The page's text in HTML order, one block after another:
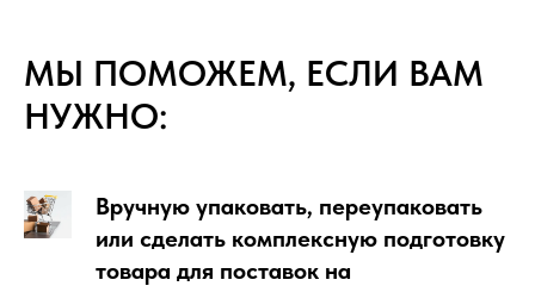
МЫ ПОМОЖЕМ, ЕСЛИ ВАМ
НУЖНО:
Вручную упаковать, переупаковать
или сделать комплексную подготовку
товара для поставок на